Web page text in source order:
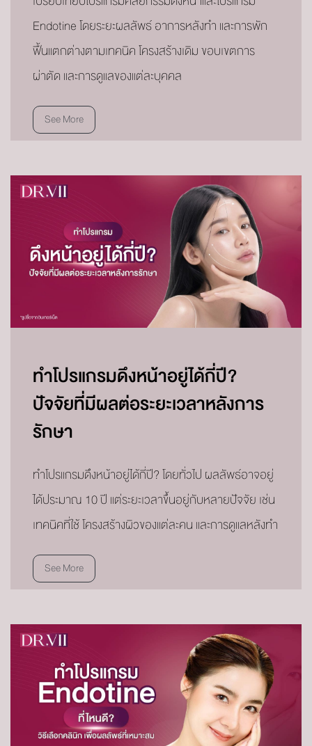
Endotine โดยระยะผลลัพธ์ อาการหลังทำ และการพัก
ฟื้นแตกต่างตามเทคนิค โครงสร้างเดิม ขอบเขตการ
ผ่าตัด และการดูแลของแต่ละบุคคล
See More
ทำโปรแกรมดึงหน้าอยู่ได้กี่ปี?
ปัจจัยที่มีผลต่อระยะเวลาหลังการ
รักษา
ทำโปรแกรมดึงหน้าอยู่ได้กี่ปี? โดยทั่วไป ผลลัพธ์อาจอยู่
ได้ประมาณ 10 ปี แต่ระยะเวลาขึ้นอยู่กับหลายปัจจัย เช่น
เทคนิคที่ใช้ โครงสร้างผิวของแต่ละคน และการดูแลหลังทำ
See More